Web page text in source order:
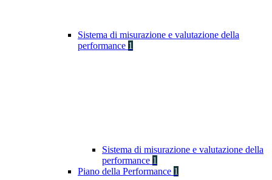
Sistema di misurazione e valutazione della
performance 1
Sistema di misurazione e valutazione della
performance 1
Piano della Performance 1